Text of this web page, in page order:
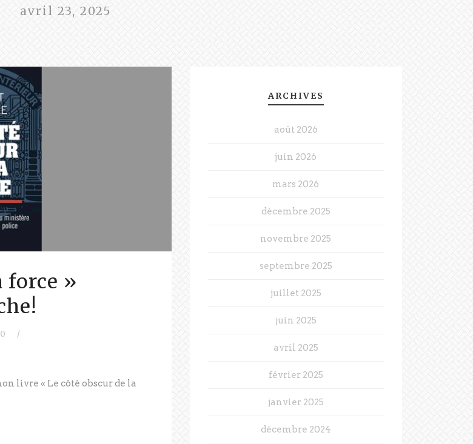
avril 23, 2025
force »
0
/
livre « Le côté obscur de la
ARCHIVES
août 2026
juin 2026
mars 2026
décembre 2025
novembre 2025
septembre 2025
juillet 2025
juin 2025
avril 2025
février 2025
janvier 2025
décembre 2024